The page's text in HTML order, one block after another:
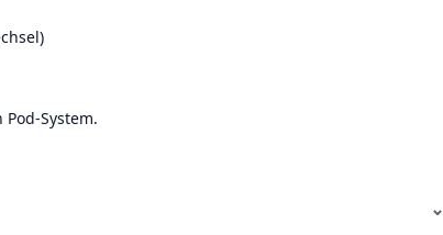
System.
⌄